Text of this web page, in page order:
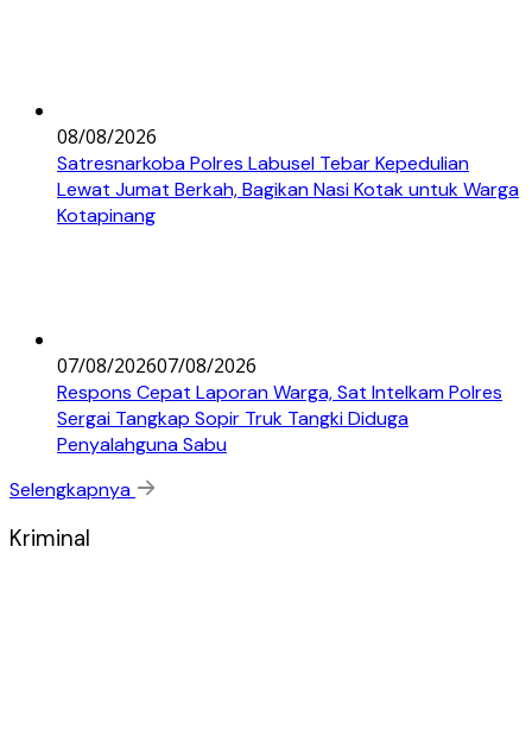
08/08/2026
Satresnarkoba Polres Labusel Tebar Kepedulian
Lewat Jumat Berkah, Bagikan Nasi Kotak untuk Warga
Kotapinang
07/08/202607/08/2026
Respons Cepat Laporan Warga, Sat Intelkam Polres
Sergai Tangkap Sopir Truk Tangki Diduga
Penyalahguna Sabu
Selengkapnya
Kriminal